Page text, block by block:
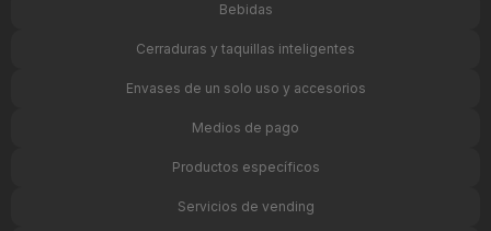
Bebidas
Cerraduras y taquillas inteligentes
Envases de un solo uso y accesorios
Medios de pago
Productos específicos
Servicios de vending